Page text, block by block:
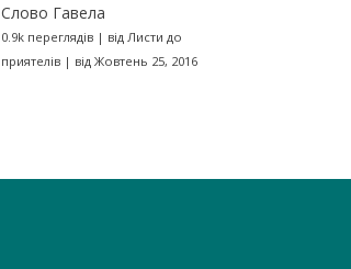
Слово Гавела
0.9k переглядів| від Листи до
приятелів| від Жовтень 25, 2016